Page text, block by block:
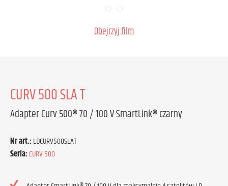
Obejrzyj film
CURV 500 SLA T
Adapter Curv 500® 70 / 100 V SmartLink® czarny
Nr art.:LDCURV500SLAT
Seria:CURV 500